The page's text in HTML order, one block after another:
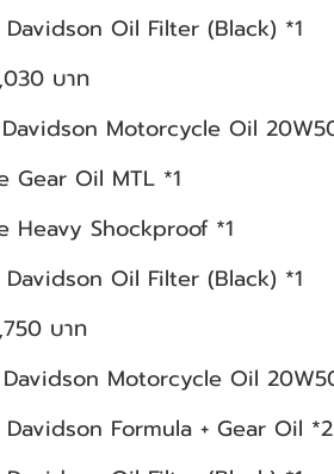
Oil Filter (Black) *1
บาท
Motorcycle Oil
Oil MTL *1
Shockproof *1
Oil Filter (Black) *1
บาท
Motorcycle Oil
Formula + Gear Oil *2